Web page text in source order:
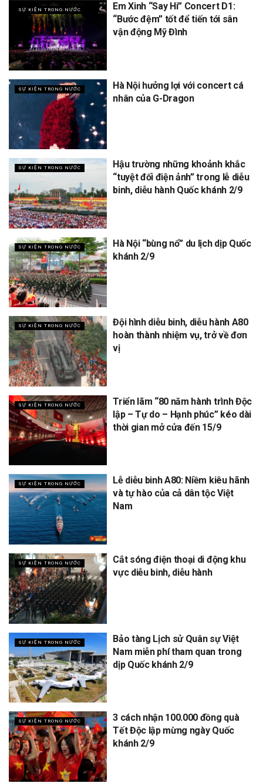
SỰ KIỆN TRONG NƯỚC
Em Xinh “Say Hi” Concert D1:
“Bước đệm” tốt để tiến tới sân
vận động Mỹ Đình
SỰ KIỆN TRONG NƯỚC
Hà Nội hưởng lợi với concert cá
nhân của G-Dragon
SỰ KIỆN TRONG NƯỚC
Hậu trường những khoảnh khắc
“tuyệt đối điện ảnh” trong lễ diễu
binh, diễu hành Quốc khánh 2/9
SỰ KIỆN TRONG NƯỚC
Hà Nội “bùng nổ” du lịch dịp Quốc
khánh 2/9
SỰ KIỆN TRONG NƯỚC
Đội hình diễu binh, diễu hành A80
hoàn thành nhiệm vụ, trở về đơn
vị
SỰ KIỆN TRONG NƯỚC
Triển lãm “80 năm hành trình Độc
lập – Tự do – Hạnh phúc” kéo dài
thời gian mở cửa đến 15/9
SỰ KIỆN TRONG NƯỚC
Lễ diễu binh A80: Niềm kiêu hãnh
và tự hào của cả dân tộc Việt
Nam
SỰ KIỆN TRONG NƯỚC
Cắt sóng điện thoại di động khu
vực diễu binh, diễu hành
SỰ KIỆN TRONG NƯỚC
Bảo tàng Lịch sử Quân sự Việt
Nam miễn phí tham quan trong
dịp Quốc khánh 2/9
SỰ KIỆN TRONG NƯỚC
3 cách nhận 100.000 đồng quà
Tết Độc lập mừng ngày Quốc
khánh 2/9